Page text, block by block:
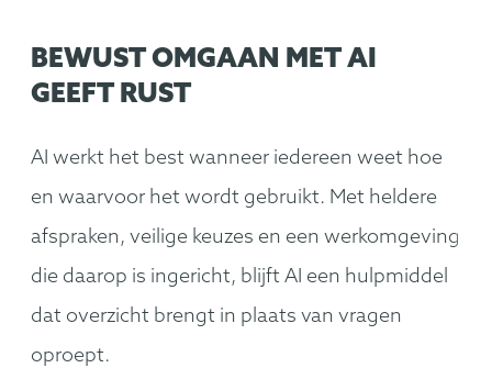
BEWUST OMGAAN MET AI
GEEFT RUST
AI werkt het best wanneer iedereen weet hoe
en waarvoor het wordt gebruikt. Met heldere
afspraken, veilige keuzes en een werkomgeving
die daarop is ingericht, blijft AI een hulpmiddel
dat overzicht brengt in plaats van vragen
oproept.